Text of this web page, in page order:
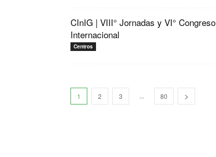
CInIG | VIII° Jornadas y VI° Congreso
Internacional
Centros
1 2 3 ... 80